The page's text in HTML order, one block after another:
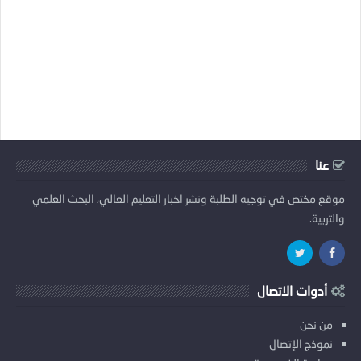
عنا
موقع مختص في توجيه الطلبة ونشر اخبار التعليم العالي، البحث العلمي
والتربية.
أدوات الاتصال
من نحن
نموذج الإتصال